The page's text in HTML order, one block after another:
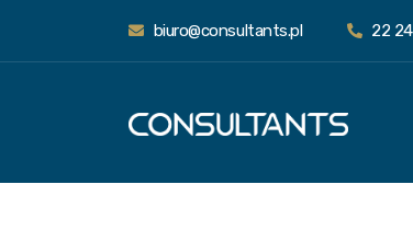
biuro@consultants.pl 22